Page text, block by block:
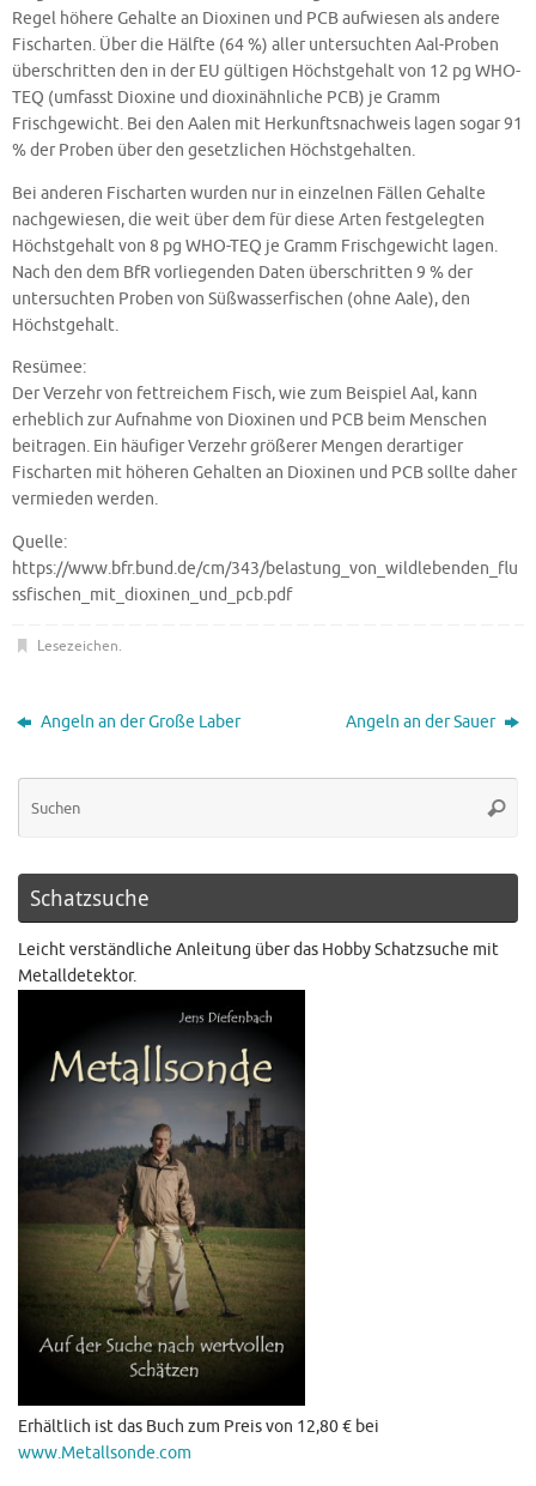
Regel höhere Gehalte an Dioxinen und PCB aufwiesen als andere
Fischarten. Über die Hälfte (64 %) aller untersuchten Aal-Proben
überschritten den in der EU gültigen Höchstgehalt von 12 pg WHO-
TEQ (umfasst Dioxine und dioxinähnliche PCB) je Gramm
Frischgewicht. Bei den Aalen mit Herkunftsnachweis lagen sogar 91
% der Proben über den gesetzlichen Höchstgehalten.
Bei anderen Fischarten wurden nur in einzelnen Fällen Gehalte
nachgewiesen, die weit über dem für diese Arten festgelegten
Höchstgehalt von 8 pg WHO-TEQ je Gramm Frischgewicht lagen.
Nach den dem BfR vorliegenden Daten überschritten 9 % der
untersuchten Proben von Süßwasserfischen (ohne Aale), den
Höchstgehalt.
Resümee:
Der Verzehr von fettreichem Fisch, wie zum Beispiel Aal, kann
erheblich zur Aufnahme von Dioxinen und PCB beim Menschen
beitragen. Ein häufiger Verzehr größerer Mengen derartiger
Fischarten mit höheren Gehalten an Dioxinen und PCB sollte daher
vermieden werden.
Quelle:
https://www.bfr.bund.de/cm/343/belastung_von_wildlebenden_flu
ssfischen_mit_dioxinen_und_pcb.pdf
Lesezeichen.
Angeln an der Große Laber Angeln an der Sauer
Schatzsuche
Leicht verständliche Anleitung über das Hobby Schatzsuche mit
Metalldetektor.
Erhältlich ist das Buch zum Preis von 12,80 € bei
www.Metallsonde.com